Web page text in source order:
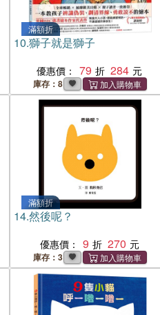
滿額折
10.獅子就是獅子
優惠價： 79 284
庫存：8
滿額折
14.然後呢？
優惠價： 9 270
庫存：3